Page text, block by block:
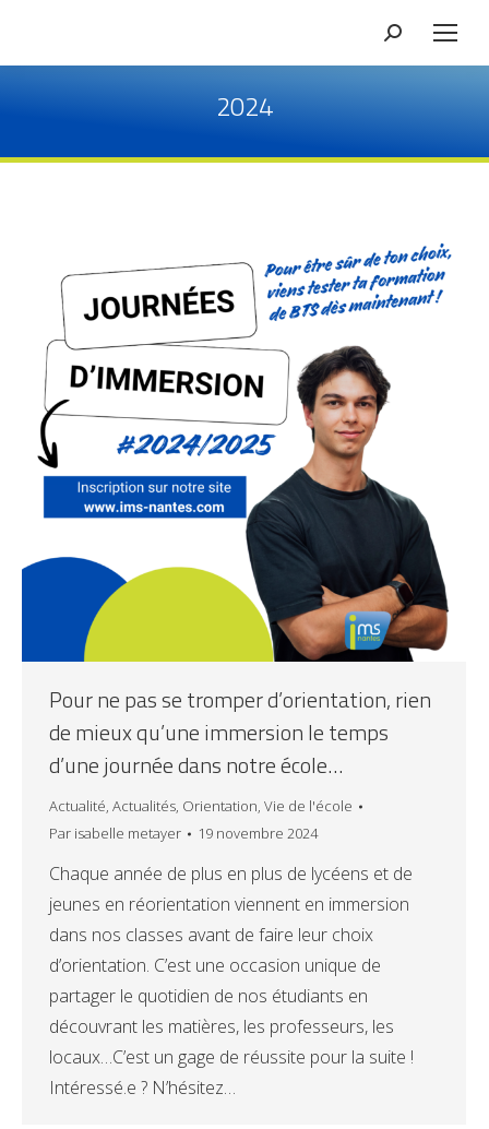
Recherche
2024
Pour ne pas se tromper d’orientation, rien
de mieux qu’une immersion le temps
d’une journée dans notre école…
Actualité, Actualités, Orientation, Vie de l'école
Par isabelle metayer 19 novembre 2024
Chaque année de plus en plus de lycéens et de
jeunes en réorientation viennent en immersion
dans nos classes avant de faire leur choix
d’orientation. C’est une occasion unique de
partager le quotidien de nos étudiants en
découvrant les matières, les professeurs, les
locaux…C’est un gage de réussite pour la suite !
Intéressé.e ? N’hésitez…